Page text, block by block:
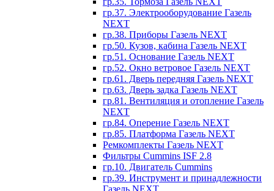
гр.37. Электрооборудование Газель
NEXT
гр.38. Приборы Газель NEXT
гр.50. Кузов, кабина Газель NEXT
гр.51. Основание Газель NEXT
гр.52. Окно ветровое Газель NEXT
гр.61. Дверь передняя Газель NEXT
гр.63. Дверь задка Газель NEXT
гр.81. Вентиляция и отопление Газель
NEXT
гр.84. Оперение Газель NEXT
гр.85. Платформа Газель NEXT
Ремкомплекты Газель NEXT
Фильтры Cummins ISF 2.8
гр.10. Двигатель Cummins
гр.39. Инструмент и принадлежности
Газель NEXT